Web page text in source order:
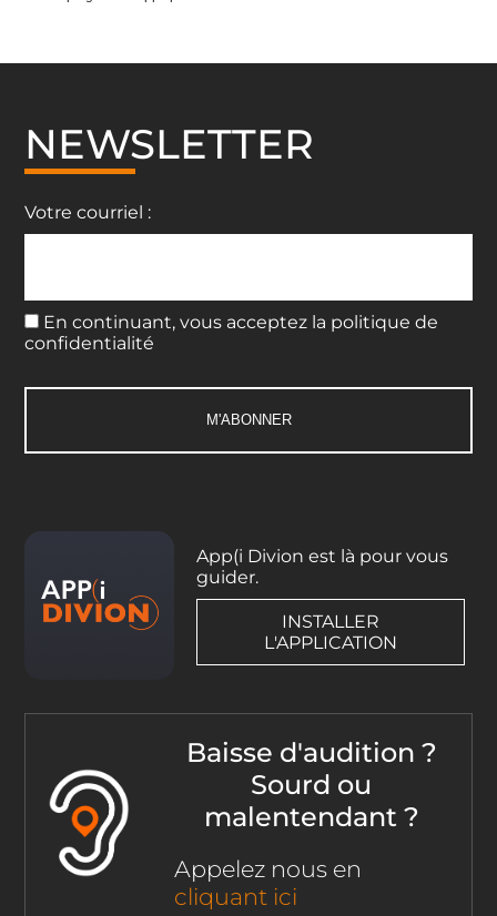
NEWSLETTER
Votre courriel :
En continuant, vous acceptez la politique de
confidentialité
App(i Divion est là pour vous
guider.
INSTALLER
L'APPLICATION
Baisse d'audition ?
Sourd ou
malentendant ?
Appelez nous en
cliquant ici